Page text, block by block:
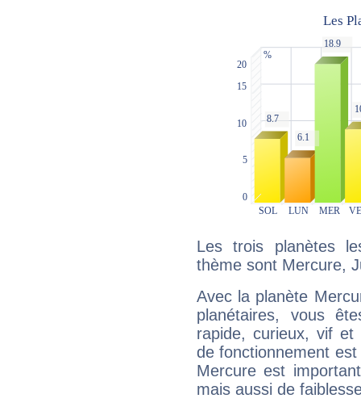
Les trois planètes
thème sont Mercure,
Avec la planète
planétaires, vous
rapide, curieux, vif et
de fonctionnement
Mercure est
mais aussi de